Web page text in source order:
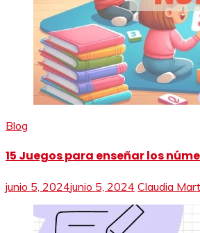
Blog
15 Juegos para enseñar los
junio 5, 2024junio 5, 2024 Claudia